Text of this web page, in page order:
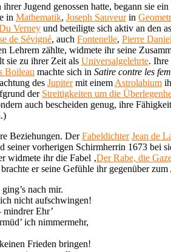
Jugend genossen hatte, begann sie
in Mathematik, Joseph Sauveurin
Verney und beteiligte sich aktiv an den
de Sévigné, auch Fontenelle, Pierre
Lehrern zählte, widmete ihr seine
sie zu ihrer Zeit als Universalgelehrte. Ihre
Boileau machte sich in Satire contre les
des Jupitermit einem Astrolabium
der Streitigkeiten um die
auch bescheiden genug, ihre
Beziehungen. DerFabeldichter Jean de
seiner vorherigen Schirmherrin 1673
widmete ihr die Fabel ‚Der Rabe, die
er seine Gefühle ihr gegenüber zum
nach mir.
nicht aufschwingen!
mindrer Ehr’
ich nimmermehr,
Frieden bringen!